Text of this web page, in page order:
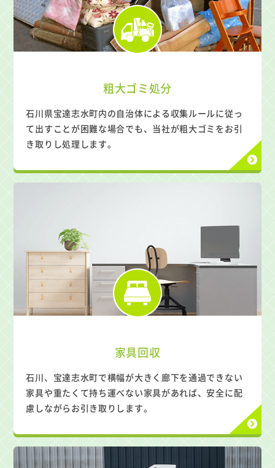
粗大ゴミ処分
石川県宝達志水町内の自治体による収集ルールに従っ
て出すことが困難な場合でも、当社が粗大ゴミをお引
き取りし処理します。
家具回収
石川、宝達志水町で横幅が大きく廊下を通過できない
家具や重たくて持ち運べない家具があれば、安全に配
慮しながらお引き取りします。